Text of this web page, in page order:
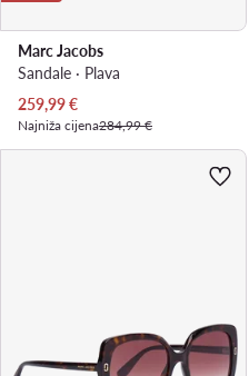
Marc Jacobs
Sandale · Plava
Trenutna cijena
259,99€
Najniža cijena284,99 €